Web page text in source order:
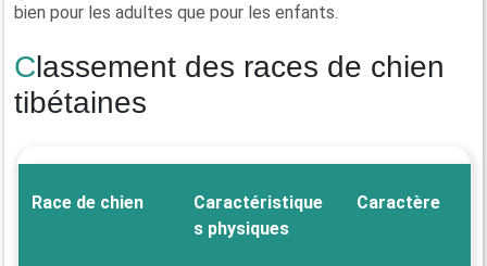
bien pour les adultes que pour les enfants.
Classement des races de chien
tibétaines
Race de chien
Caractéristique
s physiques
Caractère